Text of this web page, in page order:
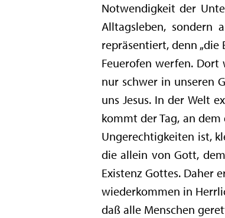
Notwendigkeit der
Alltagsleben, sondern
repräsentiert, denn
Feuerofen werfen. Dort
nur schwer in unseren
uns Jesus. In der Welt
kommt der Tag, an
Ungerechtigkeiten ist,
die allein von Gott,
Existenz Gottes. Daher
wiederkommen in
daß alle Menschen